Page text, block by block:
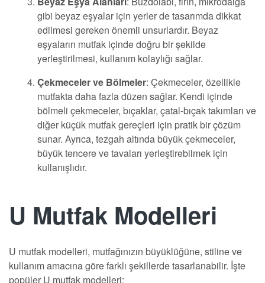
gibi beyaz eşyalar için yerler de tasarımda dikkat
edilmesi gereken önemli unsurlardır. Beyaz
eşyaların mutfak içinde doğru bir şekilde
yerleştirilmesi, kullanım kolaylığı sağlar.
Çekmeceler ve Bölmeler: Çekmeceler, özellikle
mutfakta daha fazla düzen sağlar. Kendi içinde
bölmeli çekmeceler, bıçaklar, çatal-bıçak takımları ve
diğer küçük mutfak gereçleri için pratik bir çözüm
sunar. Ayrıca, tezgah altında büyük çekmeceler,
büyük tencere ve tavaları yerleştirebilmek için
kullanışlıdır.
U Mutfak Modelleri
U mutfak modelleri, mutfağınızın büyüklüğüne, stiline ve
kullanım amacına göre farklı şekillerde tasarlanabilir. İşte
popüler U mutfak modelleri: